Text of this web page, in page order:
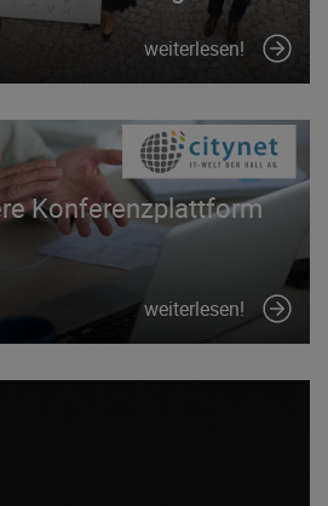
weiterlesen!
Konferenzplattform
weiterlesen!